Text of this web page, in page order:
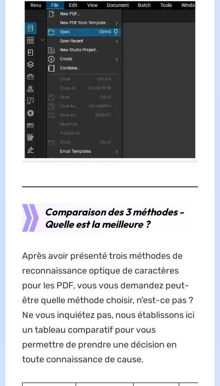
Comparaison des 3 méthodes -
Quelle est la meilleure ?
Après avoir présenté trois méthodes de
reconnaissance optique de caractères
pour les PDF, vous vous demandez peut-
être quelle méthode choisir, n'est-ce pas ?
Ne vous inquiétez pas, nous établissons ici
un tableau comparatif pour vous
permettre de prendre une décision en
toute connaissance de cause.